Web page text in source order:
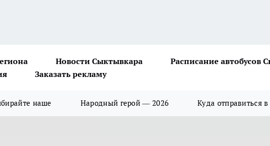
Новости Сыктывкара
Расписание автобусов
Заказать рекламу
наше Народный герой — 2026 Куда отправиться в